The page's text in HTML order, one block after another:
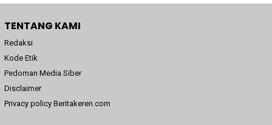
TENTANG KAMI
Redaksi
Kode Etik
Pedoman Media Siber
Disclaimer
Privacy policy Beritakeren.com